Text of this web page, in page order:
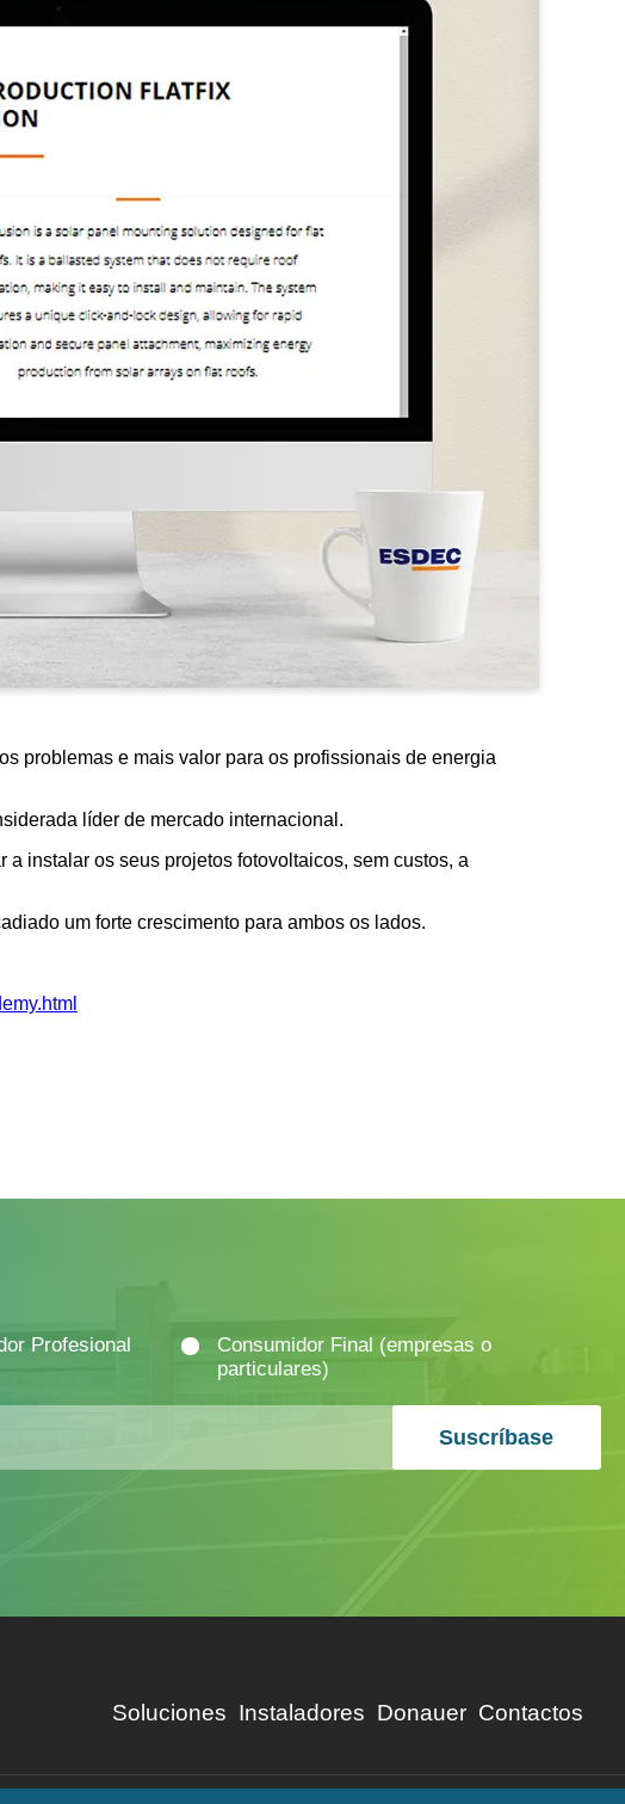
problemas e mais valor para os profissionais de energia
líder de mercado internacional.
instalar os seus projetos fotovoltaicos, sem custos, a
um forte crescimento para ambos os lados.
Profesional
Consumidor Final (empresas o
particulares)
Suscríbase
Soluciones Instaladores Donauer Contactos